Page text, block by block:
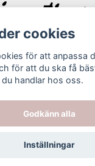
Köpvillkor
cookies
för att anpassa
för att du ska få
handlar hos oss.
Godkänn alla
Inställningar